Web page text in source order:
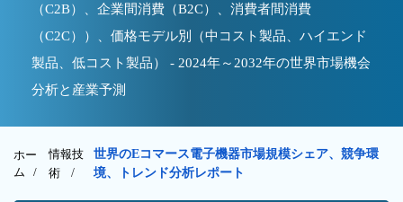
（C2B）、企業間消費（B2C）、消費者間消費
（C2C））、価格モデル別（中コスト製品、ハイエンド
製品、低コスト製品） - 2024年～2032年の世界市場機会
分析と産業予測
ホー
ム /
情報技
術/
世界のEコマース電子機器市場規模シェア、競争環
境、トレンド分析レポート